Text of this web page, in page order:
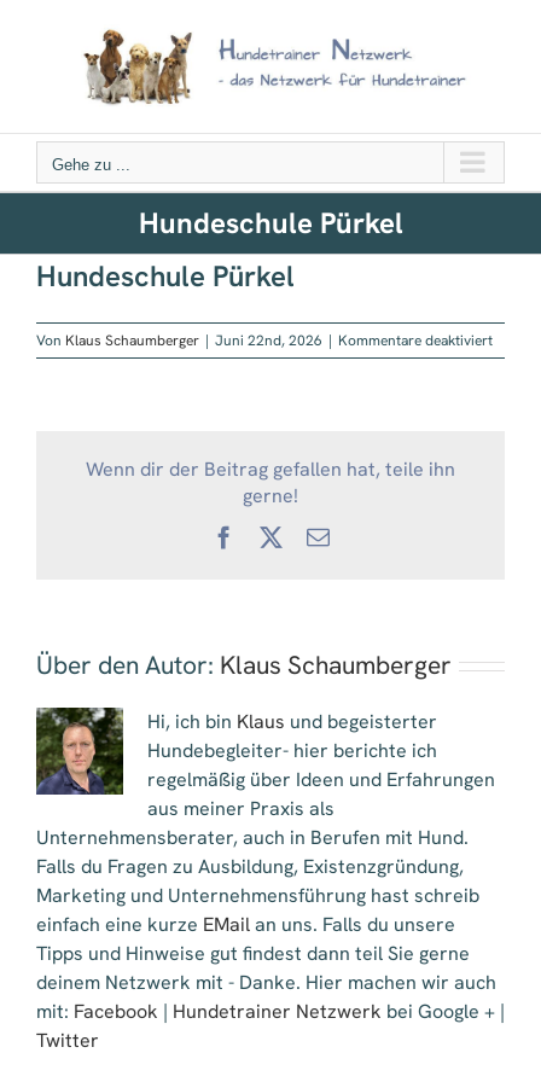
Gehe zu ...
Hundeschule Pürkel
Hundeschule Pürkel
Von Klaus Schaumberger | Juni 22nd, 2026 | Kommentare deaktiviertfür
Wenn dir der Beitrag gefallen hat, teile ihn
gerne!
Facebook
X
E-
Über den Autor: Klaus Schaumberger
Hi, ich bin Klaus und begeisterter
Hundebegleiter- hier berichte ich
regelmäßig über Ideen und Erfahrungen
aus meiner Praxis als
Unternehmensberater, auch in Berufen mit Hund.
Falls du Fragen zu Ausbildung, Existenzgründung,
Marketing und Unternehmensführung hast schreib
einfach eine kurze EMailan uns. Falls du unsere
Tipps und Hinweise gut findest dann teil Sie gerne
deinem Netzwerk mit - Danke. Hier machen wir auch
mit: Facebook | Hundetrainer Netzwerk bei Google + |
Twitter